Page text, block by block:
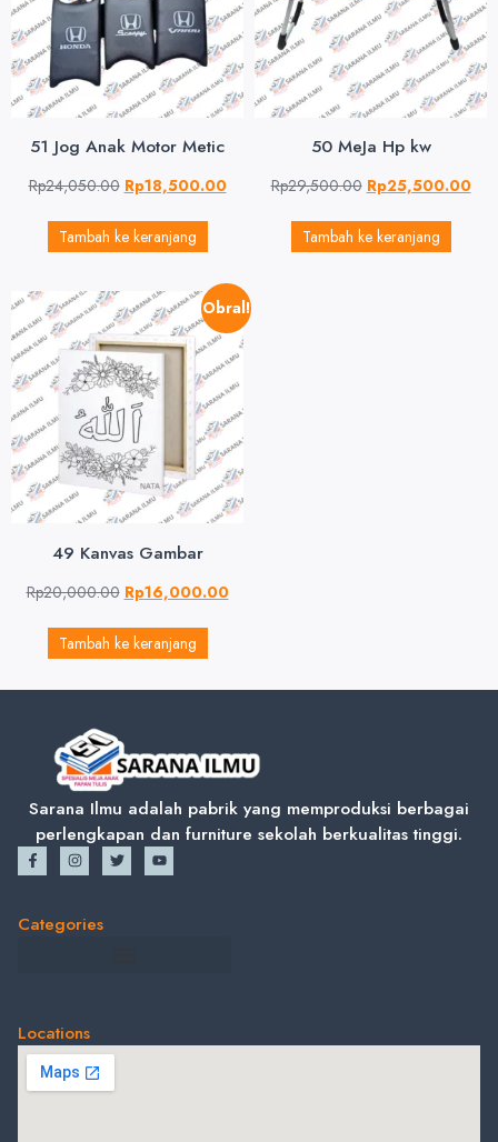
51 Jog Anak Motor Metic
Rp24,050.00 Rp18,500.00
Tambah ke keranjang
50 MeJa Hp kw
Rp29,500.00 Rp25,500.00
Tambah ke keranjang
Obral!
49 Kanvas Gambar
Rp20,000.00 Rp16,000.00
Tambah ke keranjang
Sarana Ilmu adalah pabrik yang memproduksi berbagai
perlengkapan dan furniture sekolah berkualitas tinggi.
Categories
Locations